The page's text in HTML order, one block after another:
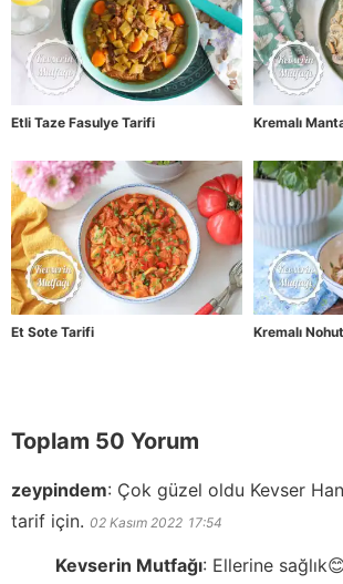
Etli Taze Fasulye Tarifi Kremalı
Et Sote Tarifi Kremalı
Toplam 50 Yorum
zeypindem: Çok güzel oldu Kevser
tarif için. 02 Kasım 2022 17:54
Kevserin Mutfağı: Ellerine